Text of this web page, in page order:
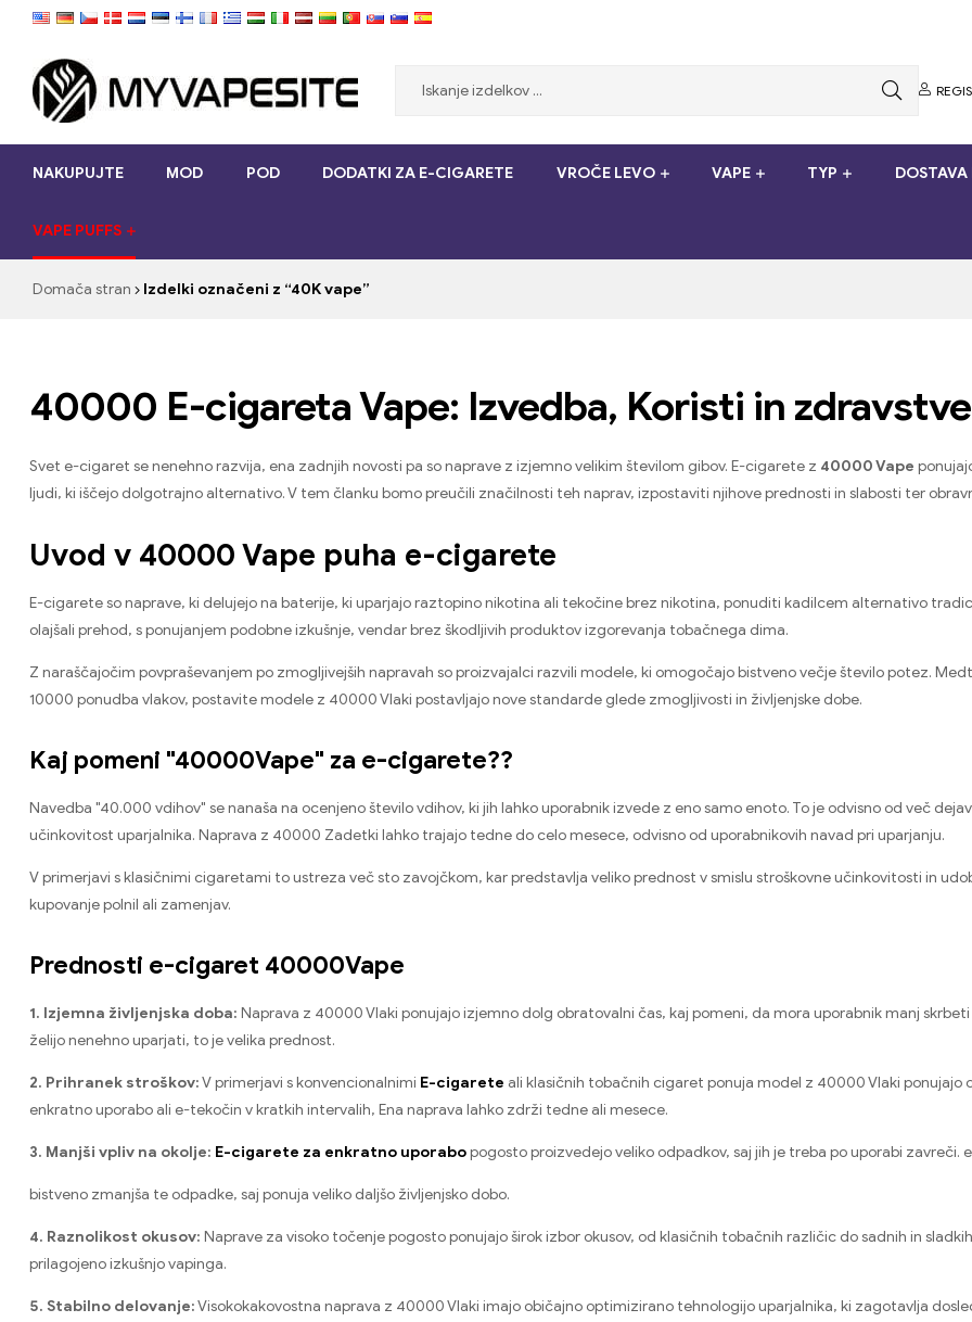
Myvapesite.de
cigarete
poceni
na
NAKUPUJTE MOD POD DODATKI ZA E-CIGARETE VROČE LEVO VAPE TYP DOSTAVA
VAPE PUFFS
Domača stran Izdelki označeni z “40K vape”
40000 E-cigareta Vape: Izvedba, Koristi in
Svet e-cigaret se nenehno razvija, ena zadnjih novosti pa so naprave z izjemno velikim številom gibov. E-cigarete z 40000 Vape
ljudi, ki iščejo dolgotrajno alternativo. V tem članku bomo preučili značilnosti teh naprav, izpostaviti njihove prednosti in slabosti ter
Uvod v 40000 Vape puha e-cigarete
E-cigarete so naprave, ki delujejo na baterije, ki uparjajo raztopino nikotina ali tekočine brez nikotina, ponuditi kadilcem alternativo
olajšali prehod, s ponujanjem podobne izkušnje, vendar brez škodljivih produktov izgorevanja tobačnega dima.
Z naraščajočim povpraševanjem po zmogljivejših napravah so proizvajalci razvili modele, ki omogočajo bistveno večje število potez.
10000 ponudba vlakov, postavite modele z 40000 Vlaki postavljajo nove standarde glede zmogljivosti in življenjske dobe.
Kaj pomeni "40000Vape" za e-cigarete??
Navedba "40.000 vdihov" se nanaša na ocenjeno število vdihov, ki jih lahko uporabnik izvede z eno samo enoto. To je odvisno od več
učinkovitost uparjalnika. Naprava z 40000 Zadetki lahko trajajo tedne do celo mesece, odvisno od uporabnikovih navad pri uparjanju.
V primerjavi s klasičnimi cigaretami to ustreza več sto zavojčkom, kar predstavlja veliko prednost v smislu stroškovne učinkovitosti in
kupovanje polnil ali zamenjav.
Prednosti e-cigaret 40000Vape
1. Izjemna življenjska doba: Naprava z 40000 Vlaki ponujajo izjemno dolg obratovalni čas, kaj pomeni, da mora uporabnik manj
želijo nenehno uparjati, to je velika prednost.
2. Prihranek stroškov:V primerjavi s konvencionalnimi E-cigarete ali klasičnih tobačnih cigaret ponuja model z 40000 Vlaki
enkratno uporabo ali e-tekočin v kratkih intervalih, Ena naprava lahko zdrži tedne ali mesece.
3. Manjši vpliv na okolje: E-cigarete za enkratno uporabopogosto proizvedejo veliko odpadkov, saj jih je treba po uporabi zavreči.
bistveno zmanjša te odpadke, saj ponuja veliko daljšo življenjsko dobo.
4. Raznolikost okusov: Naprave za visoko točenje pogosto ponujajo širok izbor okusov, od klasičnih tobačnih različic do sadnih in
prilagojeno izkušnjo vapinga.
5. Stabilno delovanje:Visokokakovostna naprava z 40000 Vlaki imajo običajno optimizirano tehnologijo uparjalnika, ki zagotavlja